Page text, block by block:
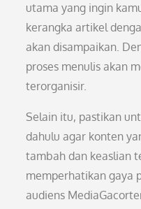
utama yang ingin
kerangka artikel
akan disampaikan.
proses menulis akan
terorganisir.
Selain itu, pastikan
dahulu agar konten
tambah dan keaslian
memperhatikan gaya
audiens